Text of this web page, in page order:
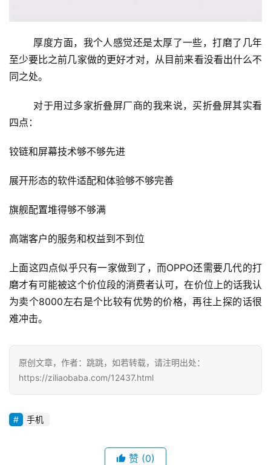
投
日
诗
至少要比之前几家做的更好才对，从目前来看没看出什么不
同之处。
对于用过多家折叠屏厂商的我来说，买折叠屏其实看
四点：
铰链和屏幕技术够不够先进
展开形态的软件适配和体验够不够完善
旗舰配置堆得够不够满
高端客户的服务和权益到不到位
上面这四点似乎只有一家做到了，而OPPO还需要几代的打
磨才有可能被这个价位段的消费者认可，在价位上的话我认
为卖个8000左右是个比较有优势的价格，再往上探的话很
难冲击。
原创文章，作者：跳跳，如若转载，请注明出处：
https://ziliaobaba.com/12437.html
手机
赞 (0)